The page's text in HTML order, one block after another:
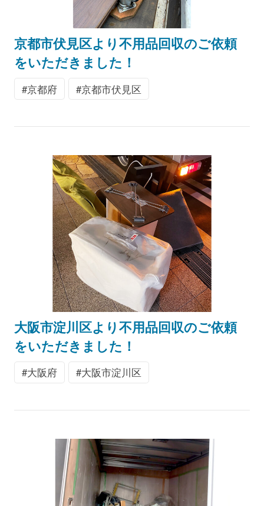
京都市伏見区より不用品回収のご依頼
をいただきました！
京都府 京都市伏見区
大阪市淀川区より不用品回収のご依頼
をいただきました！
大阪府 大阪市淀川区